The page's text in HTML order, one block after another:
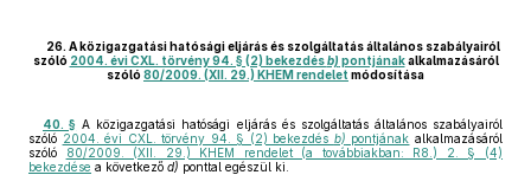
26. A közigazgatási hatósági eljárás és szolgáltatás általános szabályairól
szóló 2004. évi CXL. törvény 94. § (2) bekezdésb) pontjánakalkalmazásáról
szóló 80/2009. (XII. 29.) KHEM rendelet módosítása
40. § A közigazgatási hatósági eljárás és szolgáltatás általános szabályairól
szóló 2004. évi CXL. törvény 94. § (2) bekezdés b) pontjának alkalmazásáról
szóló
80/2009. (XII. 29.) KHEM rendelet (a továbbiakban: R8.) 2. § (4)
bekezdése a következő d) ponttal egészül ki.